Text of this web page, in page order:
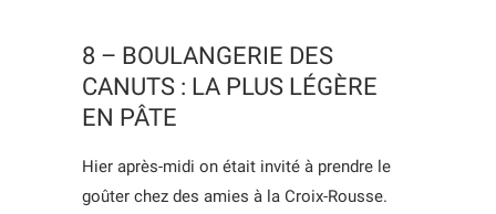
8 – BOULANGERIE DES
CANUTS : LA PLUS LÉGÈRE
EN PÂTE
Hier après-midi on était invité à prendre le
goûter chez des amies à la Croix-Rousse.